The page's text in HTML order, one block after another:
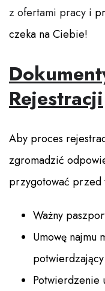
z ofertami pracy i
czeka na Ciebie!
Rejestracji
Aby proces
zgromadzić
przygotować przed
Ważny
Umowę najmu
Potwierdzenie